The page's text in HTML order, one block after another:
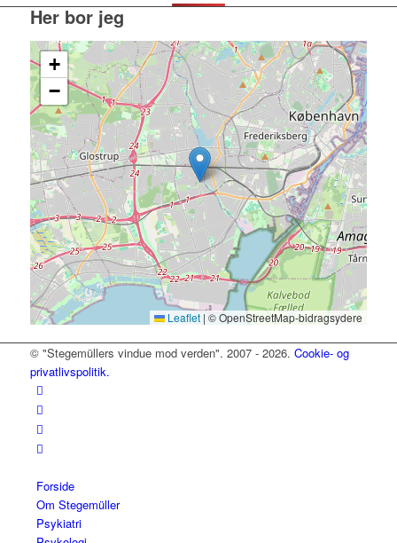
Her bor jeg
+
−
Leaflet | © OpenStreetMap-bidragsydere
© "Stegemüllers vindue mod verden". 2007 - 2026. Cookie- og
privatlivspolitik.
Forside
Om Stegemüller
Psykiatri